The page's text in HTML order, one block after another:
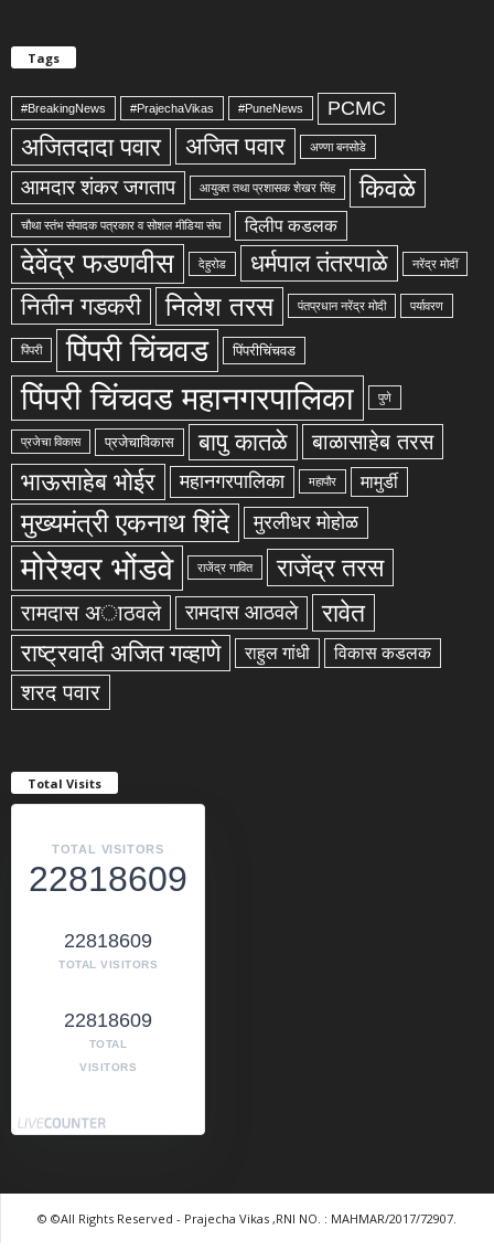
Tags
#BreakingNews #PrajechaVikas #PuneNews PCMC
अजितदादा पवार अजित पवार अण्णा बनसोडे
आमदार शंकर जगताप आयुक्त तथा प्रशासक शेखर सिंह किवळे
चौथा स्तंभ संपादक पत्रकार व सोशल मीडिया संघ दिलीप कडलक
देवेंद्र फडणवीस देहुरोड धर्मपाल तंतरपाळे नरेंद्र मोदीं
नितीन गडकरी निलेश तरस पंतप्रधान नरेंद्र मोदी पर्यावरण
पिंपरी पिंपरी चिंचवड पिंपरीचिंचवड
पिंपरी चिंचवड महानगरपालिका पुणे
प्रजेचा विकास प्रजेचाविकास बापु कातळे बाळासाहेब तरस
भाऊसाहेब भोईर महानगरपालिका महापौर मामुर्डी
मुख्यमंत्री एकनाथ शिंदे मुरलीधर मोहोळ
मोरेश्वर भोंडवे राजेंद्र गावित राजेंद्र तरस
रामदास अाठवले रामदास आठवले रावेत
राष्ट्रवादी अजित गव्हाणे राहुल गांधी विकास कडलक
शरद पवार
Total Visits
TOTAL VISITORS
22818609
22818609
TOTAL VISITORS
22818609
TOTAL
VISITORS
© ©All Rights Reserved - Prajecha Vikas ,RNI NO. : MAHMAR/2017/72907.